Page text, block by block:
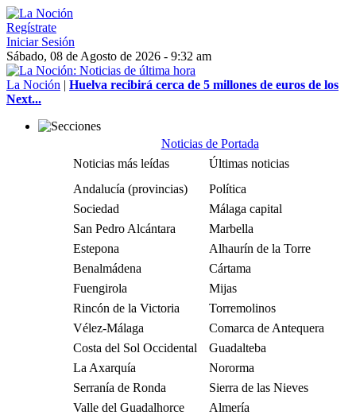
Regístrate
Iniciar Sesión
Sábado, 08 de Agosto de 2026 - 9:32 am
La Noción | Huelva recibirá cerca de 5 millones de euros de los
Next...
Noticias de Portada
Noticias más leídas
Últimas noticias
Andalucía (provincias)
Política
Sociedad
Málaga capital
San Pedro Alcántara
Marbella
Estepona
Alhaurín de la Torre
Benalmádena
Cártama
Fuengirola
Mijas
Rincón de la Victoria
Torremolinos
Vélez-Málaga
Comarca de Antequera
Costa del Sol Occidental
Guadalteba
La Axarquía
Nororma
Serranía de Ronda
Sierra de las Nieves
Valle del Guadalhorce
Almería